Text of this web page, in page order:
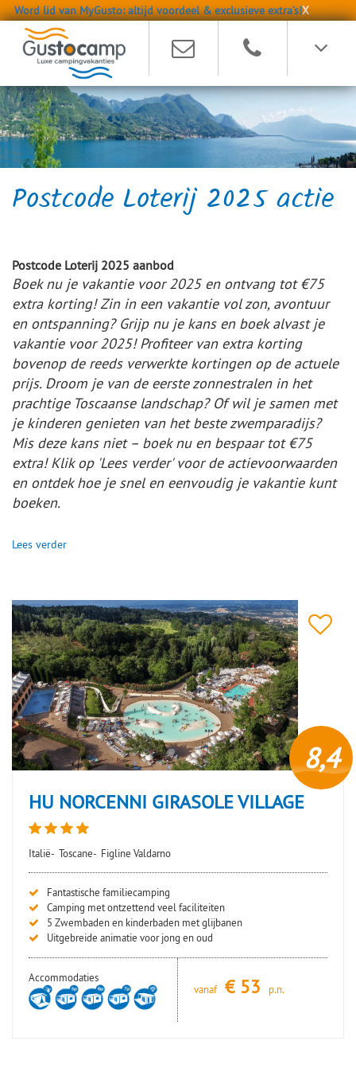
Word lid van MyGusto: altijd voordeel & exclusieve extra’s!X
Postcode Loterij 2025 actie
Postcode Loterij 2025 aanbod
Boek nu je vakantie voor 2025 en ontvang tot €75
extra korting! Zin in een vakantie vol zon, avontuur
en ontspanning? Grijp nu je kans en boek alvast je
vakantie voor 2025! Profiteer van extra korting
bovenop de reeds verwerkte kortingen op de actuele
prijs. Droom je van de eerste zonnestralen in het
prachtige Toscaanse landschap? Of wil je samen met
je kinderen genieten van het beste zwemparadijs?
Mis deze kans niet – boek nu en bespaar tot €75
extra! Klik op 'Lees verder' voor de actievoorwaarden
en ontdek hoe je snel en eenvoudig je vakantie kunt
boeken.
Lees verder
8,4
HU NORCENNI GIRASOLE VILLAGE
Italië- Toscane- Figline Valdarno
Fantastische familiecamping
Camping met ontzettend veel faciliteiten
5 Zwembaden en kinderbaden met glijbanen
Uitgebreide animatie voor jong en oud
Accommodaties
vanaf
€ 53 p.n.